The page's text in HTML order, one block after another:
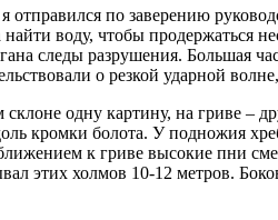
по заверению
воду, чтобы
следы разрушения. Большая
о резкой ударной
одну картину, на гриве –
кромки болота. У подножия
к гриве высокие пни
холмов 10-12 метров.